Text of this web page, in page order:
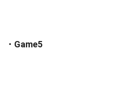
・Game5